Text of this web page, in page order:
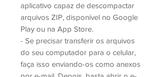
aplicativo capaz de descompactar
arquivos ZIP, disponível no Google
Play ou na App Store.
- Se precisar transferir os arquivos
do seu computador para o celular,
faça isso enviando-os como anexos